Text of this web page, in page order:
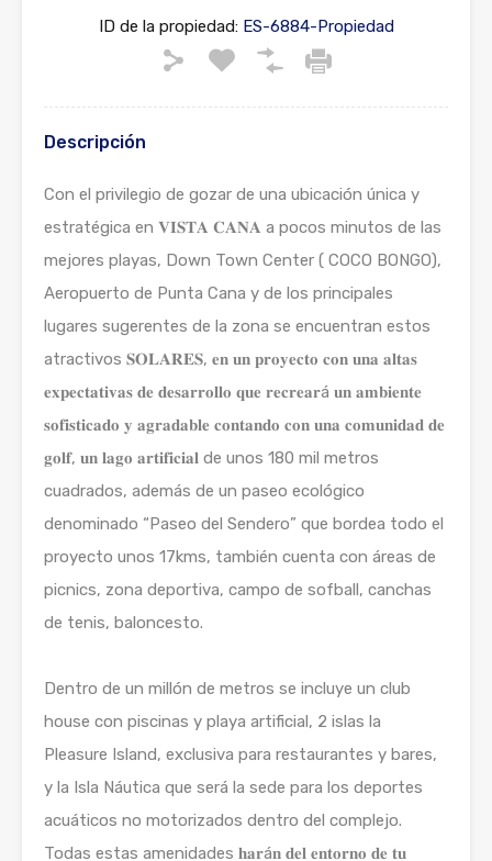
ID de la propiedad:ES-6884-Propiedad
Descripción
Con el privilegio de gozar de una ubicación única y
estratégica en 𝐕𝐈𝐒𝐓𝐀 𝐂𝐀𝐍𝐀 a pocos minutos de las
mejores playas, Down Town Center ( COCO BONGO),
Aeropuerto de Punta Cana y de los principales
lugares sugerentes de la zona se encuentran estos
atractivos 𝐒𝐎𝐋𝐀𝐑𝐄𝐒, 𝐞𝐧 𝐮𝐧 𝐩𝐫𝐨𝐲𝐞𝐜𝐭𝐨 𝐜𝐨𝐧 𝐮𝐧𝐚 𝐚𝐥𝐭𝐚𝐬
𝐞𝐱𝐩𝐞𝐜𝐭𝐚𝐭𝐢𝐯𝐚𝐬 𝐝𝐞 𝐝𝐞𝐬𝐚𝐫𝐫𝐨𝐥𝐥𝐨 𝐪𝐮𝐞 𝐫𝐞𝐜𝐫𝐞𝐚𝐫á 𝐮𝐧 𝐚𝐦𝐛𝐢𝐞𝐧𝐭𝐞
𝐬𝐨𝐟𝐢𝐬𝐭𝐢𝐜𝐚𝐝𝐨 𝐲 𝐚𝐠𝐫𝐚𝐝𝐚𝐛𝐥𝐞 𝐜𝐨𝐧𝐭𝐚𝐧𝐝𝐨 𝐜𝐨𝐧 𝐮𝐧𝐚 𝐜𝐨𝐦𝐮𝐧𝐢𝐝𝐚𝐝 𝐝𝐞
𝐠𝐨𝐥𝐟, 𝐮𝐧 𝐥𝐚𝐠𝐨 𝐚𝐫𝐭𝐢𝐟𝐢𝐜𝐢𝐚𝐥 de unos 180 mil metros
cuadrados, además de un paseo ecológico
denominado “Paseo del Sendero” que bordea todo el
proyecto unos 17kms, también cuenta con áreas de
picnics, zona deportiva, campo de sofball, canchas
de tenis, baloncesto.⁣⁣⁣
Dentro de un millón de metros se incluye un club
house con piscinas y playa artificial, 2 islas la
Pleasure Island, exclusiva para restaurantes y bares,
y la Isla Náutica que será la sede para los deportes
acuáticos no motorizados dentro del complejo.
Todas estas amenidades 𝐡𝐚𝐫á𝐧 𝐝𝐞𝐥 𝐞𝐧𝐭𝐨𝐫𝐧𝐨 𝐝𝐞 𝐭𝐮